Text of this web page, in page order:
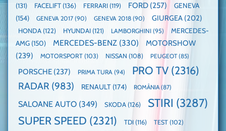
(131)
FACELIFT (136) FERRARI (119) FORD (257)
GENEVA
(154)
GENEVA 2017 (90) GENEVA 2018 (90) GIURGEA (202)
HONDA (122) HYUNDAI (121) LAMBORGHINI (95)
MERCEDES-
AMG (150) MERCEDES-BENZ (330)
MOTORSHOW
(239)
MOTORSPORT (103) NISSAN (108) PEUGEOT(85)
PORSCHE (237) PRIMA TURA (94) PRO TV (2316)
RADAR (983) RENAULT (174) ROMÂNIA(87)
SALOANE AUTO (349) SKODA (126) STIRI (3287)
SUPER SPEED (2321) TDI (116) TEST (102)